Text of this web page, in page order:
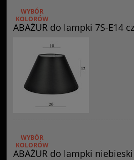
ABAŻUR do lampki 7S-E14
WYBÓR
KOLORÓW
ABAŻUR do lampki
WYBÓR
KOLORÓW